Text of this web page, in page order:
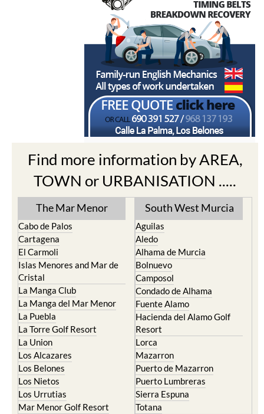
Find more information by AREA,
TOWN or URBANISATION .....
The Mar Menor
Cabo de Palos
Cartagena
El Carmoli
Islas Menores and Mar de
Cristal
La Manga Club
La Manga del Mar Menor
La Puebla
La Torre Golf Resort
La Union
Los Alcazares
Los Belones
Los Nietos
Los Urrutias
Mar Menor Golf Resort
South West Murcia
Aguilas
Aledo
Alhama de Murcia
Bolnuevo
Camposol
Condado de Alhama
Fuente Alamo
Hacienda del Alamo Golf
Resort
Lorca
Mazarron
Puerto de Mazarron
Puerto Lumbreras
Sierra Espuna
Totana